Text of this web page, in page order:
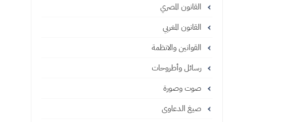
القانون المصري
القانون المغربي
القوانين والانظمة
رسائل وأطروحات
صوت وصورة
صيغ الدعاوى